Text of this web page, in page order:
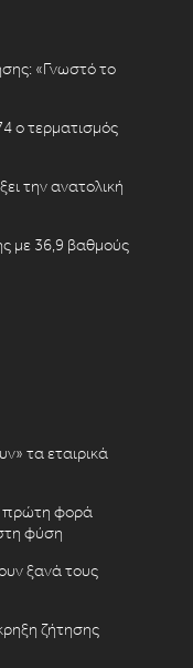
«Γνωστό το
ο τερματισμός
την ανατολική
με 36,9 βαθμούς
τα εταιρικά
πρώτη φορά
φύση
ξανά τους
ζήτησης